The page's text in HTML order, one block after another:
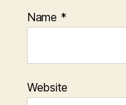
Name *
Website